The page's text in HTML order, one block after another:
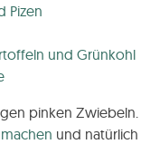
Pizen
und Grünkohl
pinken Zwiebeln.
und natürlich